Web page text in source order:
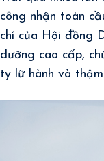
công nhận toàn
chí của Hội đồng
dưỡng cao cấp,
ty lữ hành và